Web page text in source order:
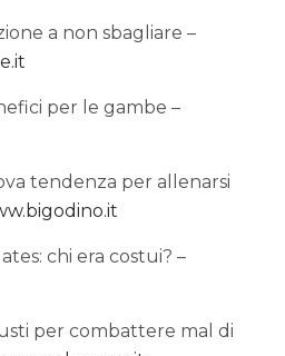
a non sbagliare –
per le gambe –
tendenza per allenarsi
chi era costui? –
per combattere mal di